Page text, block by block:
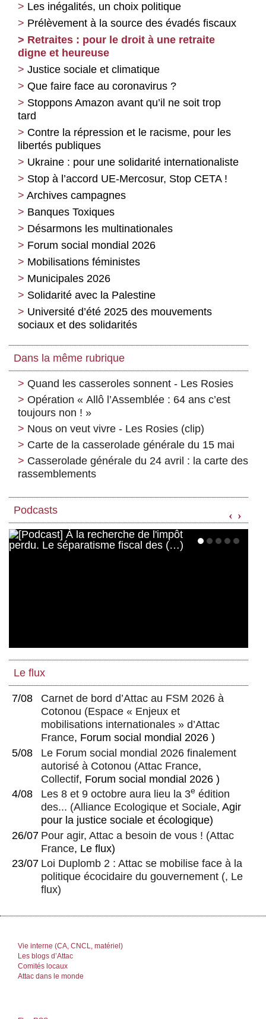
Les inégalités, un choix politique
Prélèvement à la source des évadés fiscaux
Retraites : pour le droit à une retraite
digne et heureuse
Justice sociale et climatique
Que faire face au coronavirus ?
Stoppons Amazon avant qu’il ne soit trop
tard
Contre la répression et le racisme, pour les
libertés publiques
Ukraine : pour une solidarité internationaliste
Stop à l’accord UE-Mercosur, Stop CETA !
Archives campagnes
Banques Toxiques
Désarmons les multinationales
Forum social mondial 2026
Mobilisations féministes
Municipales 2026
Solidarité avec la Palestine
Université d’été 2025 des mouvements
sociaux et des solidarités
Dans la même rubrique
Quand les casseroles sonnent - Les Rosies
Opération « Allô l’Assemblée : 64 ans c’est
toujours non ! »
Nous on veut vivre - Les Rosies (clip)
Carte de la casserolade générale du 15 mai
Casserolade générale du 24 avril : la carte des
rassemblements
Podcasts ‹ ›
Le flux
7/08
Carnet de bord d’Attac au FSM 2026 à
Cotonou (Espace « Enjeux et
mobilisations internationales » d’Attac
France, Forum social mondial 2026 )
5/08
Le Forum social mondial 2026 finalement
autorisé à Cotonou (Attac France,
Collectif, Forum social mondial 2026 )
4/08
Les 8 et 9 octobre aura lieu la 3e édition
des... (Alliance Ecologique et Sociale, Agir
pour la justice sociale et écologique)
26/07 Pour agir, Attac a besoin de vous ! (Attac
France, Le flux)
23/07 Loi Duplomb 2 : Attac se mobilise face à la
politique écocidaire du gouvernement (, Le
flux)
Vie interne (CA, CNCL, matériel)
Les blogs d’Attac
Comités locaux
Attac dans le monde